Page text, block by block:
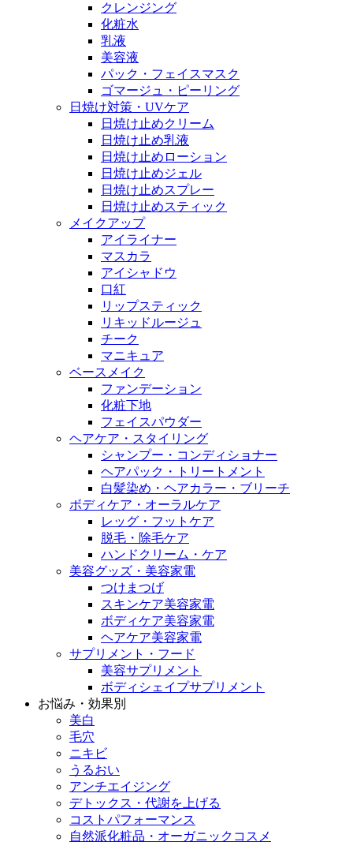
クレンジング
化粧水
乳液
美容液
パック・フェイスマスク
ゴマージュ・ピーリング
日焼け対策・UVケア
日焼け止めクリーム
日焼け止め乳液
日焼け止めローション
日焼け止めジェル
日焼け止めスプレー
日焼け止めスティック
メイクアップ
アイライナー
マスカラ
アイシャドウ
口紅
リップスティック
リキッドルージュ
チーク
マニキュア
ベースメイク
ファンデーション
化粧下地
フェイスパウダー
ヘアケア・スタイリング
シャンプー・コンディショナー
ヘアパック・トリートメント
白髪染め・ヘアカラー・ブリーチ
ボディケア・オーラルケア
レッグ・フットケア
脱毛・除毛ケア
ハンドクリーム・ケア
美容グッズ・美容家電
つけまつげ
スキンケア美容家電
ボディケア美容家電
ヘアケア美容家電
サプリメント・フード
美容サプリメント
ボディシェイプサプリメント
お悩み・効果別
美白
毛穴
ニキビ
うるおい
アンチエイジング
デトックス・代謝を上げる
コストパフォーマンス
自然派化粧品・オーガニックコスメ